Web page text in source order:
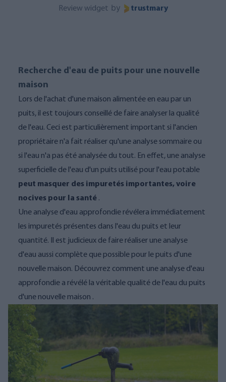
Review widget by trustmary
Recherche d'eau de puits pour une nouvelle
maison
Lors de l'achat d'une maison alimentée en eau par un
puits, il est toujours conseillé de faire analyser la qualité
de l'eau. Ceci est particulièrement important si l'ancien
propriétaire n'a fait réaliser qu'une analyse sommaire ou
si l'eau n'a pas été analysée du tout. En effet, une analyse
superficielle de l'eau d'un puits utilisé pour l'eau potable
peut masquer des impuretés importantes, voire
nocives pour la santé .
Une analyse d'eau approfondie révélera immédiatement
les impuretés présentes dans l'eau du puits et leur
quantité. Il est judicieux de faire réaliser une analyse
d'eau aussi complète que possible pour le puits d'une
nouvelle maison. Découvrez comment une analyse d'eau
approfondie a révélé la véritable qualité de l'eau du puits
d'une nouvelle maison .